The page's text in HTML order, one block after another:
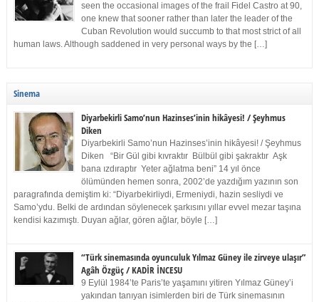
seen the occasional images of the frail Fidel Castro at 90,
one knew that sooner rather than later the leader of the
Cuban Revolution would succumb to that most strict of all
human laws. Although saddened in very personal ways by the […]
Sinema
Diyarbekirli Samo’nun Hazinses’inin hikâyesi! / Şeyhmus
Diken
Diyarbekirli Samo’nun Hazinses’inin hikâyesi! / Şeyhmus
Diken “Bir Gül gibi kıvraktır Bülbül gibi şakraktır Aşk
bana ızdıraptır Yeter ağlatma beni” 14 yıl önce
ölümünden hemen sonra, 2002’de yazdığım yazının son
paragrafında demiştim ki: “Diyarbekirliydi, Ermeniydi, hazin sesliydi ve
Samo’ydu. Belki de ardından söylenecek şarkısını yıllar evvel mezar taşına
kendisi kazımıştı. Duyan ağlar, gören ağlar, böyle […]
“Türk sinemasında oyunculuk Yılmaz Güney ile zirveye ulaşır”
Agâh Özgüç / KADİR İNCESU
9 Eylül 1984’te Paris’te yaşamını yitiren Yılmaz Güney’i
yakından tanıyan isimlerden biri de Türk sinemasının